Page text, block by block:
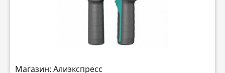
Магазин: Алиэкспресс